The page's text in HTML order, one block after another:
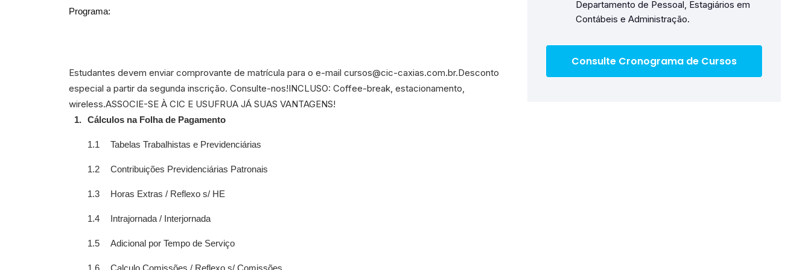
Departamento de Pessoal, Estagiários em
Contábeis e Administração.
Consulte Cronograma de Cursos
Programa:
Estudantes devem enviar comprovante de matrícula para o e-mail cursos@cic-caxias.com.br.Desconto
especial a partir da segunda inscrição. Consulte-nos!INCLUSO: Coffee-break, estacionamento,
wireless.ASSOCIE-SE À CIC E USUFRUA JÁ SUAS VANTAGENS!
1. Cálculos na Folha de Pagamento
1.1 Tabelas Trabalhistas e Previdenciárias
1.2 Contribuições Previdenciárias Patronais
1.3 Horas Extras / Reflexo s/ HE
1.4 Intrajornada / Interjornada
1.5 Adicional por Tempo de Serviço